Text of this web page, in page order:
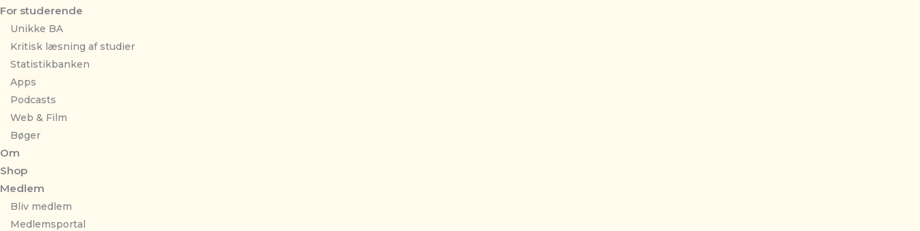
For studerende
Unikke BA
Kritisk læsning af studier
Statistikbanken
Apps
Podcasts
Web & Film
Bøger
Om
Shop
Medlem
Bliv medlem
Medlemsportal